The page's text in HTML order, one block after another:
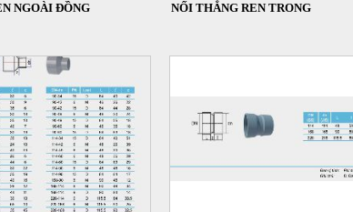
NGOÀI ĐỒNG NỐI THẲNG REN TRONG